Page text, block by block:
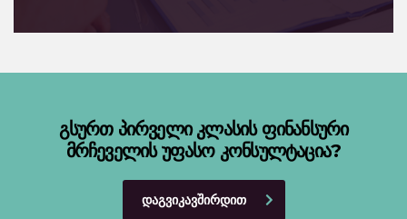
გსურთ პირველი კლასის ფინანსური
მრჩეველის უფასო კონსულტაცია?
ᲓᲐᲒᲕᲘᲙᲐᲕᲨᲘᲠᲓᲘᲗ